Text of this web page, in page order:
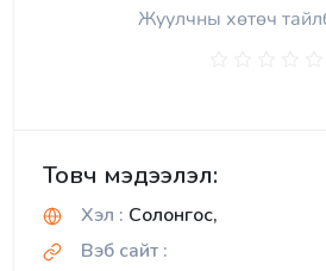
Жуулчны хөтөч
Товч мэдээлэл:
Хэл : Солонгос,
Вэб сайт :